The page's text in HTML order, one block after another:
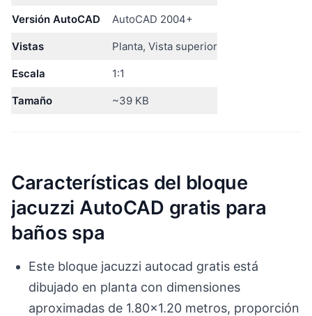
Versión AutoCAD AutoCAD 2004+
Vistas Planta, Vista superior
Escala 1:1
Tamaño ~39 KB
Características del bloque
jacuzzi AutoCAD gratis para
baños spa
Este bloque jacuzzi autocad gratis está
dibujado en planta con dimensiones
aproximadas de 1.80×1.20 metros, proporción